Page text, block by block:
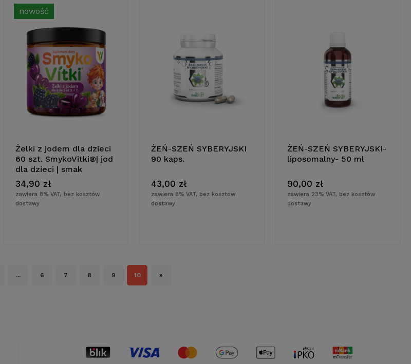
do koszyka
Żelki z jodem dla dzieci
60 szt. SmykoVitki®| jod
dla dzieci | smak
jeżynowy | wegańskie |
Jodavita
34,90 zł
zawiera 8% VAT, bez kosztów
dostawy
nowość
ŻEŃ-SZEŃ SYBERYJSKI
90 kaps.
43,00 zł
zawiera 8% VAT, bez kosztów
dostawy
ŻEŃ-SZEŃ SYBERYJSKI-
liposomalny- 50 ml
90,00 zł
zawiera 23% VAT, bez kosztów
dostawy
... 6 7 8 9 10 »